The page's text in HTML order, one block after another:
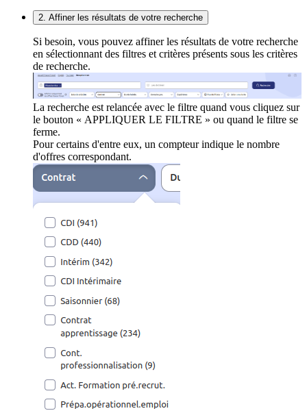
2. Affiner les résultats de votre recherche
Si besoin, vous pouvez affiner les résultats de votre recherche
en sélectionnant des filtres et critères présents sous les critères
de recherche.
La recherche est relancée avec le filtre quand vous cliquez sur
le bouton « APPLIQUER LE FILTRE » ou quand le filtre se
ferme.
Pour certains d'entre eux, un compteur indique le nombre
d'offres correspondant.